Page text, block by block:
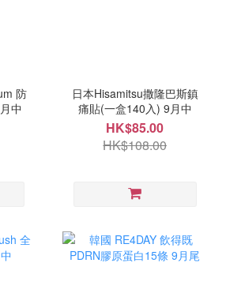
防
中
日本Hisamitsu撒隆巴斯鎮
痛貼(一盒140入) 9月中
HK$85.00
HK$108.00